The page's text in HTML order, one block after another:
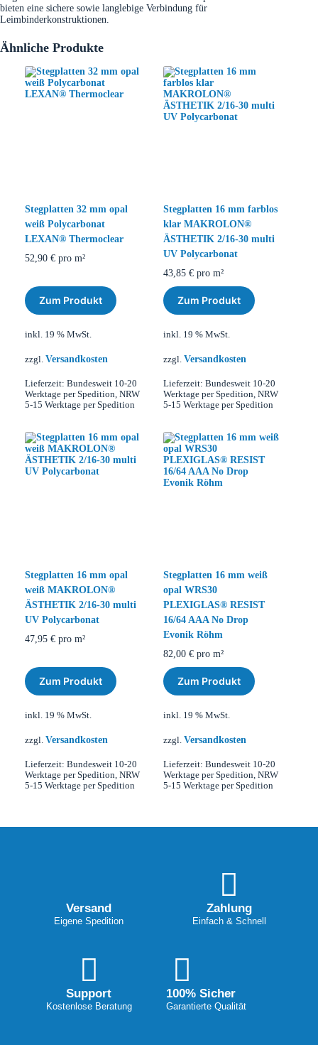
bieten eine sichere sowie langlebige Verbindung für
Leimbinderkonstruktionen.
Ähnliche Produkte
Stegplatten 32 mm opal
weiß Polycarbonat
LEXAN® Thermoclear
52,90 € pro m²
Zum Produkt
inkl. 19 % MwSt.
zzgl. Versandkosten
Lieferzeit: Bundesweit 10-20
Werktage per Spedition, NRW
5-15 Werktage per Spedition
Stegplatten 16 mm farblos
klar MAKROLON®
ÄSTHETIK 2/16-30 multi
UV Polycarbonat
43,85 €pro m²
Zum Produkt
inkl. 19 % MwSt.
zzgl. Versandkosten
Lieferzeit: Bundesweit 10-20
Werktage per Spedition, NRW
5-15 Werktage per Spedition
Stegplatten 16 mm opal
weiß MAKROLON®
ÄSTHETIK 2/16-30 multi
UV Polycarbonat
47,95 € pro m²
Zum Produkt
inkl. 19 % MwSt.
zzgl. Versandkosten
Lieferzeit: Bundesweit 10-20
Werktage per Spedition, NRW
5-15 Werktage per Spedition
Stegplatten 16 mm weiß
opal WRS30
PLEXIGLAS® RESIST
16/64 AAA No Drop
Evonik Röhm
82,00 €pro m²
Zum Produkt
inkl. 19 % MwSt.
zzgl. Versandkosten
Lieferzeit: Bundesweit 10-20
Werktage per Spedition, NRW
5-15 Werktage per Spedition
Versand
Eigene Spedition
Zahlung
Einfach & Schnell
Support
Kostenlose Beratung
100% Sicher
Garantierte Qualität